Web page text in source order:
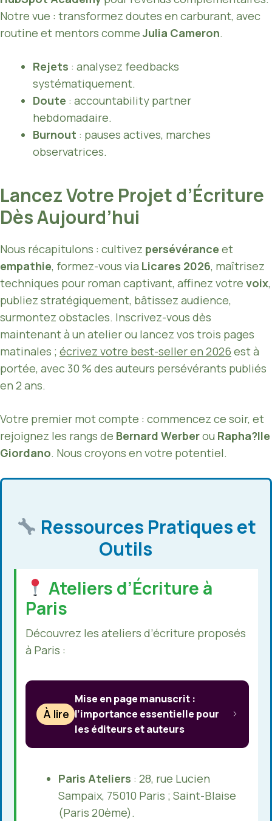
Notre vue : transformez doutes en carburant, avec
routine et mentors commeJulia Cameron.
Rejets : analysez feedbacks
systématiquement.
Doute : accountability partner
hebdomadaire.
Burnout : pauses actives, marches
observatrices.
Lancez Votre Projet d’Écriture
Dès Aujourd’hui
Nous récapitulons : cultivez persévérance et
empathie, formez-vous via Licares 2026, maîtrisez
techniques pour roman captivant, affinez votre voix,
publiez stratégiquement, bâtissez audience,
surmontez obstacles. Inscrivez-vous dès
maintenant à un atelier ou lancez vos trois pages
matinales ; écrivez votre best-seller en 2026 est à
portée, avec 30 % des auteurs persévérants publiés
en 2 ans.
Votre premier mot compte : commencez ce soir, et
rejoignez les rangs de Bernard Werberou Rapha?lle
Giordano. Nous croyons en votre potentiel.
Ressources Pratiques et
Outils
Ateliers d’Écriture à
Paris
Découvrez les ateliers d’écriture proposés
à Paris :
À lire
Mise en page manuscrit :
l’importance essentielle pour
les éditeurs et auteurs
Paris Ateliers : 28, rue Lucien
Sampaix, 75010 Paris ; Saint-Blaise
(Paris 20ème).